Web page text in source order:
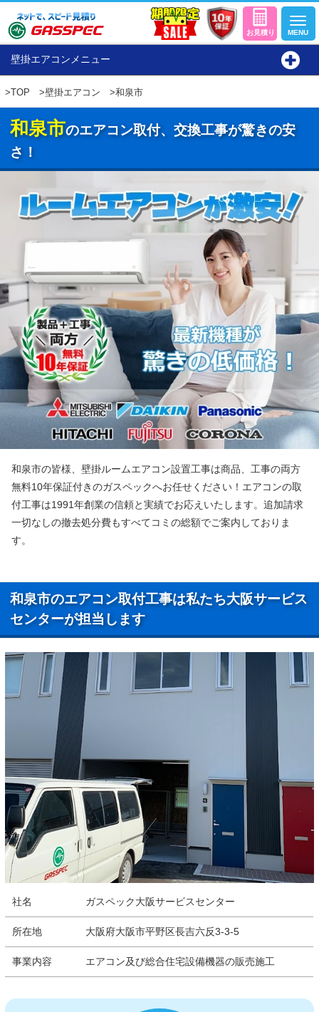
壁掛エアコンメニュー
>TOP >壁掛エアコン >和泉市
和泉市のエアコン取付、交換工事が驚きの安
さ！
和泉市の皆様、壁掛ルームエアコン設置工事は商品、工事の両方
無料10年保証付きのガスペックへお任せください！エアコンの取
付工事は1991年創業の信頼と実績でお応えいたします。追加請求
一切なしの撤去処分費もすべてコミの総額でご案内しておりま
す。
和泉市のエアコン取付工事は私たち大阪サービス
センターが担当します
社名 ガスペック大阪サービスセンター
所在地 大阪府大阪市平野区長吉六反3-3-5
事業内容 エアコン及び総合住宅設備機器の販売施工